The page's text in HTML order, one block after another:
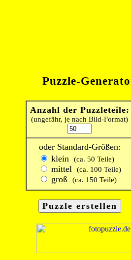
Puzzle-
Anzahl der Puzzleteile:
(ungefähr, je nach Bild-Format)
oder Standard-Größen:
klein
(ca. 50 Teile)
mittel (ca. 100 Teile)
groß (ca. 150 Teile)